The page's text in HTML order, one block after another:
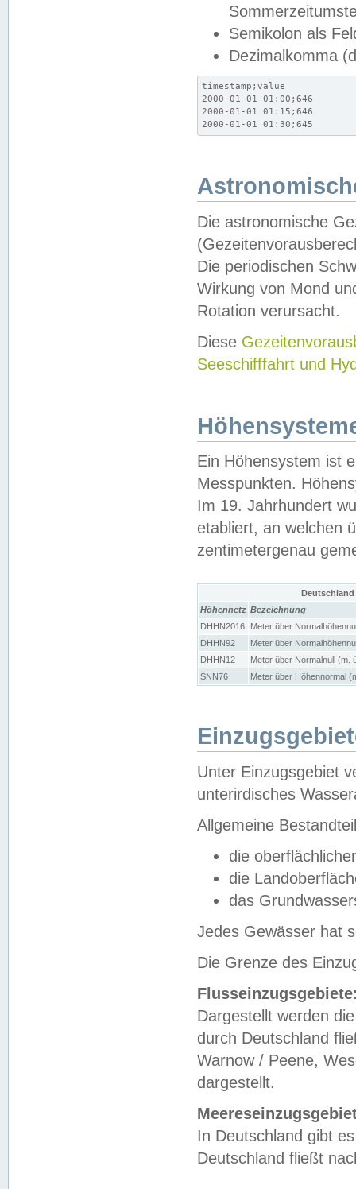
Semikolon als
Dezimalkomma
timestamp;value
2000-01-01 01:00;646
2000-01-01 01:15;646
2000-01-01 01:30;645
Die astronomische
Die periodischen
Wirkung von Mond
Rotation verursacht.
Diese
Seeschifffahrt und
Ein Höhensystem ist
Messpunkten.
Im 19. Jahrhundert
etabliert, an welchen
zentimetergenau
Höhennetz Bezeichnung
DHHN2016
Meter über
DHHN92
Meter über
DHHN12
Meter über Normalnull (m.
SNN76
Meter über Höhennormal
Unter Einzugsgebiet
unterirdisches
Allgemeine
die
die
das
Jedes Gewässer hat
Die Grenze des
Dargestellt werden
durch Deutschland
Warnow / Peene,
dargestellt.
In Deutschland gibt
Deutschland fließt